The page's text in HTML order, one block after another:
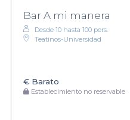
Bar A mi manera
Desde 10 hasta 100 pers.
Teatinos-Universidad
€ Barato
Establecimiento no reservable